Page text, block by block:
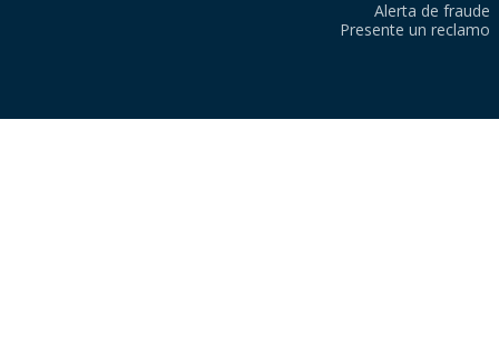
Alerta de fraude
Presente un reclamo